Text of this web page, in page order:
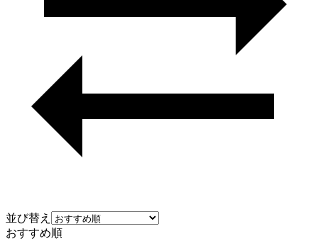
並び替え
おすすめ順